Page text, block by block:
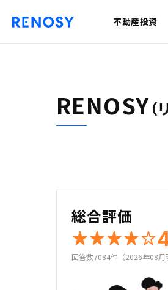
不動産投資
RENOSY（
総合評価
回答数7084件（2026年08月